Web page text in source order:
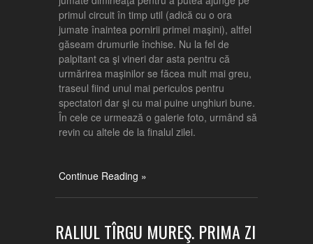
primul circuit în timp util (adică cu o ora
jumate înaintea pornirii primei maşini), altfel
găseam drumurile închise. Nu la fel de
palpitant ca şi vineri dar asta pentru că
urmărirea maşinilor se făcea mult mai greu,
traseul fiind unul mai periculos pentru
spectatori dar şi cu mai puine unghiuri bune.
În cele ce urmează o galerie foto, urmând să
revin cu altele de la finalul zilei.
Continue Reading »
RALIUL TÎRGU MUREŞ. PRIMA ZI